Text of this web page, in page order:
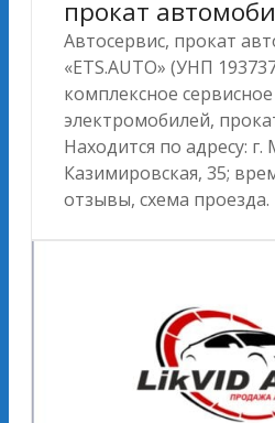
прокат
Автосервис, прокат
«ETS.AUTO» (УНП
комплексное
электромобилей,
Находится по адресу: г.
Казимировская, 35;
отзывы, схема проезда.